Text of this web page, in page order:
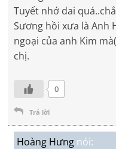
Tuyết nhớ dai
Sương hồi xưa là Anh
ngoại của anh Kim
chị.
0
Trả lời
Hoàng Hưng nói: